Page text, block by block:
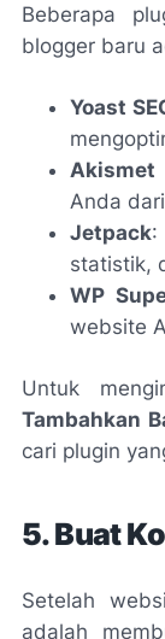
Beberapa
blogger baru
Yoast
Anda
Jetpack:
statistik,
WP
website
Untuk
Tambahkan
cari plugin
5. Buat
Setelah
adalah